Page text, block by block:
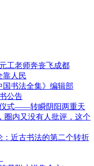
工老师奔丧飞成都
靠人民
书法全集》编辑部
公告
仪式——转瞬阴阳两重天
圈内又没有人批评，这个
近古书法的第二个转折